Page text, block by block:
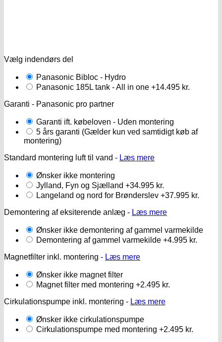
Vælg indendørs del
Panasonic Bibloc - Hydro
Panasonic 185L tank - All in one +14.495 kr.
Garanti - Panasonic pro partner
Garanti ift. købeloven - Uden montering
5 års garanti (Gælder kun ved samtidigt køb af
montering)
Standard montering luft til vand - Læs mere
Ønsker ikke montering
Jylland, Fyn og Sjælland +34.995 kr.
Langeland og nord for Brønderslev +37.995 kr.
Demontering af eksiterende anlæg - Læs mere
Ønsker ikke demontering af gammel varmekilde
Demontering af gammel varmekilde +4.995 kr.
Magnetfilter inkl. montering - Læs mere
Ønsker ikke magnet filter
Magnet filter med montering +2.495 kr.
Cirkulationspumpe inkl. montering - Læs mere
Ønsker ikke cirkulationspumpe
Cirkulationspumpe med montering +2.495 kr.